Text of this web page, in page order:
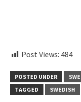
Post Views: 484
POSTED UNDER
TAGGED
SWEDISH